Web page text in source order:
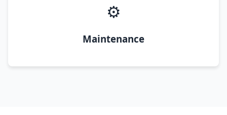
⚙️
Maintenance